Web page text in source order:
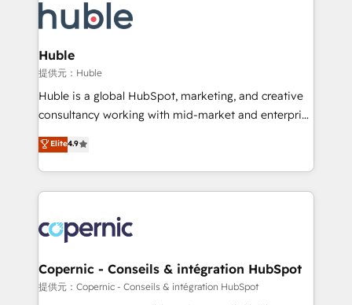
new HubSpot portal with Advanced Website and
CRM Migrations using our in-house "HubScrub" Tool.
skills, processes, and internal team you need to
attract the right buyers, close deals faster, and grow
without outside dependencies. You’ll learn how to: •
Set up, audit, and organize your HubSpot portal •
Get your sales team fully using HubSpot • Track
pipeline and revenue across the entire buyer journey
growth • Create content and videos that attract
buyers • Use AI to scale smarter Our coaching-led
lasts. So if you're ready to become the most trusted
voice in your market, let’s talk.
Huble
提供元：Huble
Huble is a global HubSpot, marketing, and creative
consultancy working with mid-market and enterprise
businesses. We go beyond implementation, shaping
the strategy, processes, and teams that turn
HubSpot into a genuine growth engine. Named
HubSpot's Global Partner of the Year in 2024,
worldwide, and with over 15 years in the ecosystem,
Huble has built a track record that speaks for itself.
One company, one operating model, delivering
across offices and consulting teams in the UK, USA,
Elite4.9
Copernic - Conseils & intégration HubSpot
提供元：Copernic - Conseils & intégration HubSpot